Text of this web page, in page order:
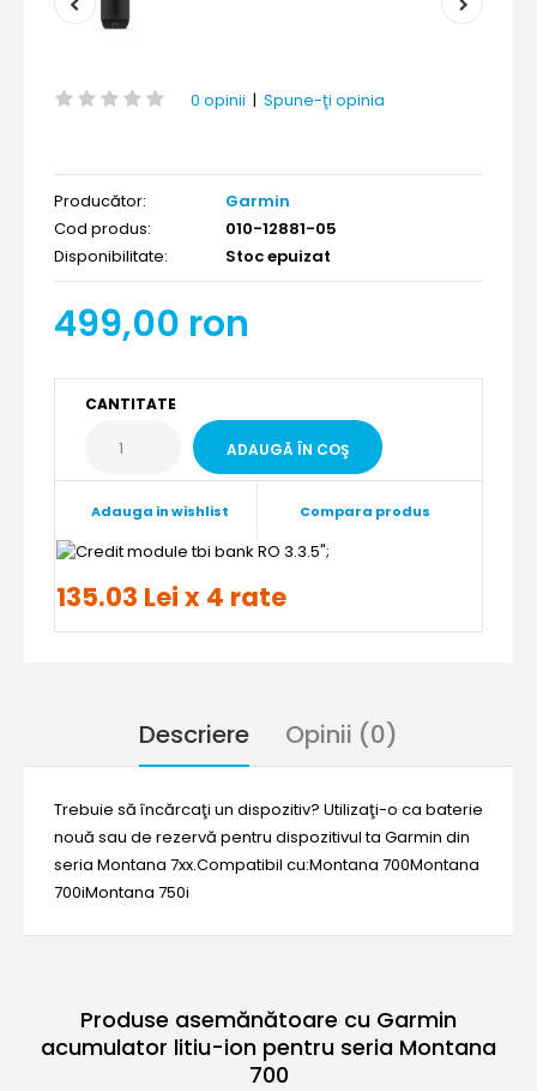
0 opinii | Spune-ţi opinia
Producător:
Garmin
Cod produs:
010-12881-05
Disponibilitate:
Stoc epuizat
499,00 ron
CANTITATE
Adauga in wishlist Compara produs
";
135.03 Lei x 4 rate
Descriere Opinii (0)
Trebuie să încărcaţi un dispozitiv? Utilizaţi-o ca baterie
nouă sau de rezervă pentru dispozitivul ta Garmin din
seria Montana 7xx.Compatibil cu:Montana 700Montana
700iMontana 750i
Produse asemănătoare cu Garmin
acumulator litiu-ion pentru seria Montana
700